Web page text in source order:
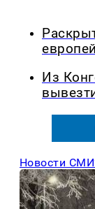
Из
Новости